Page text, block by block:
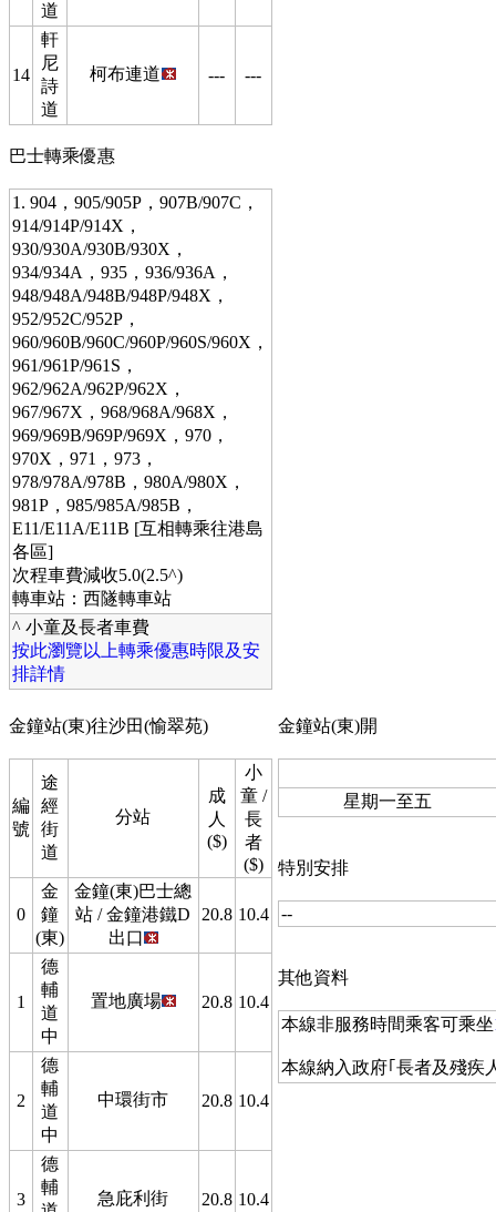
道
14
軒
尼
詩
道
柯布連道 --- ---
巴士轉乘優惠
1. 904，905/905P，907B/907C，
914/914P/914X，
930/930A/930B/930X，
934/934A，935，936/936A，
948/948A/948B/948P/948X，
952/952C/952P，
960/960B/960C/960P/960S/960X，
961/961P/961S，
962/962A/962P/962X，
967/967X，968/968A/968X，
969/969B/969P/969X，970，
970X，971，973，
978/978A/978B，980A/980X，
981P，985/985A/985B，
E11/E11A/E11B [互相轉乘往港島
各區]
次程車費減收5.0(2.5^)
轉車站：西隧轉車站
^ 小童及長者車費
按此瀏覽以上轉乘優惠時限及安
排詳情
金鐘站(東)往沙田(愉翠苑)
編
號
途
經
街
道
分站
成
人
($)
小
童 /
長
者
($)
0
金
鐘
(東)
金鐘(東)巴士總
站 / 金鐘港鐵D
出口
20.8 10.4
1
德
輔
道
中
置地廣場 20.8 10.4
2
德
輔
道
中
中環街市 20.8 10.4
3
德
輔
急庇利街 20.8 10.4
金鐘站(東)開
星期一至五
特別安排
--
其他資料
本線非服務時間乘客可乘坐
本線納入政府｢長者及殘疾